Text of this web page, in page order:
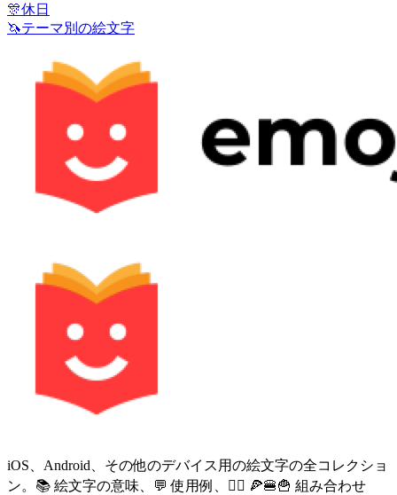
🎊休日
🦄テーマ別の絵文字
iOS、Android、その他のデバイス用の絵文字の全コレクショ
ン。📚 絵文字の意味、💬 使用例、🙅‍♀️ 🍕🍔🍟 組み合わせ